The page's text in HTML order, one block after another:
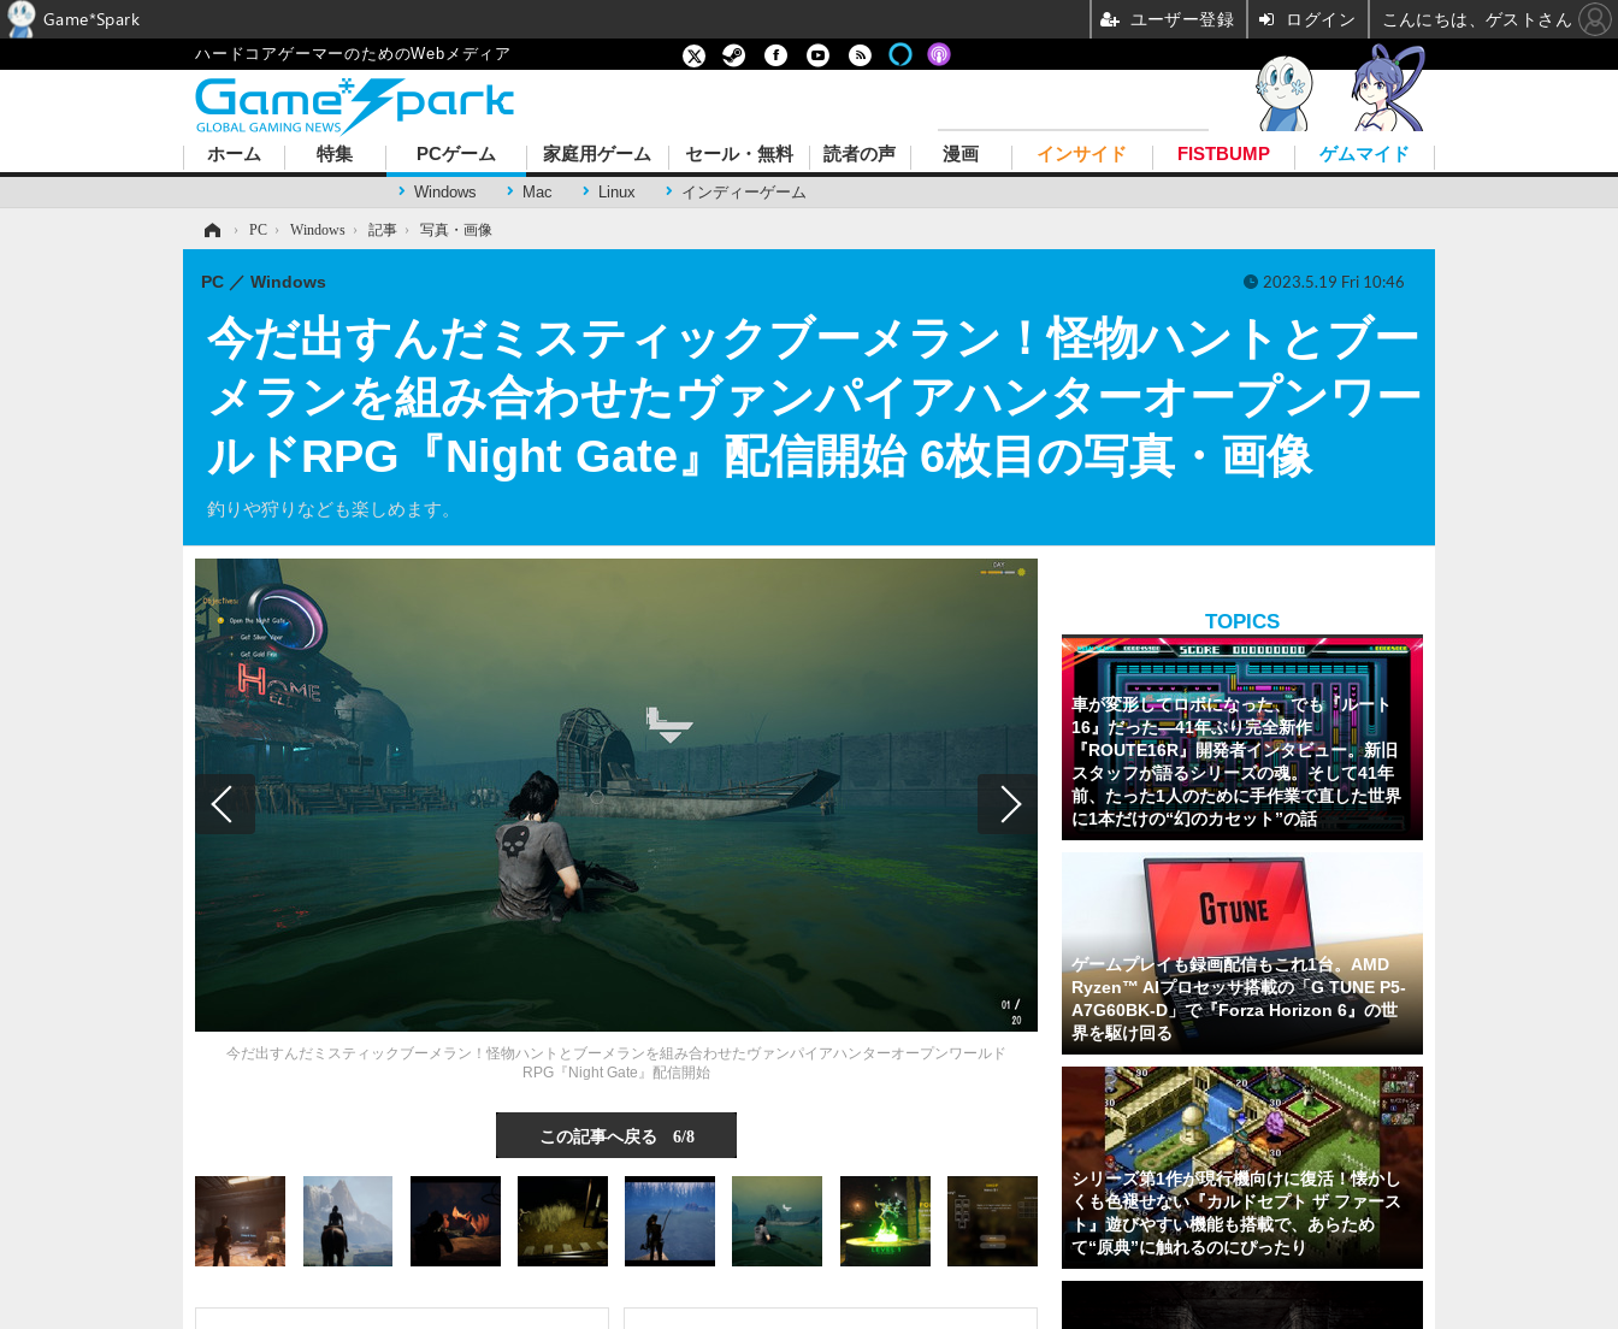
ハードコアゲーマーのためのWebメディア
ホーム 特集 PCゲーム
Windows Mac Linux インディーゲーム
家庭用ゲーム セール・無料 読者の声 漫画 インサイド FISTBUMP ゲムマイド
› PC › Windows › 記事 › 写真・画像
今だ出すんだミスティックブーメラン！怪物ハントとブー
メランを組み合わせたヴァンパイアハンターオープンワー
ルドRPG『Night Gate』配信開始 6枚目の写真・画像
釣りや狩りなども楽しめます。
PC Windows 2023.5.19 Fri 10:46
今だ出すんだミスティックブーメラン！怪物ハントとブーメランを組み合わせたヴァンパイアハンターオープンワールド
RPG『Night Gate』配信開始
この記事へ戻る 6/8
TOPICS
車が変形してロボになった、でも『ルート
16』だった―41年ぶり完全新作
『ROUTE16R』開発者インタビュー。新旧
スタッフが語るシリーズの魂。そして41年
前、たった1人のために手作業で直した世界
に1本だけの“幻のカセット”の話
ゲームプレイも録画配信もこれ1台。AMD
Ryzen™ AIプロセッサ搭載の「G TUNE P5-
A7G60BK-D」で『Forza Horizon 6』の世
界を駆け回る
シリーズ第1作が現行機向けに復活！懐かし
くも色褪せない『カルドセプト ザ ファース
ト』遊びやすい機能も搭載で、あらため
て“原典”に触れるのにぴったり
Game*Spark ユーザー登録 ログイン こんにちは、ゲストさん